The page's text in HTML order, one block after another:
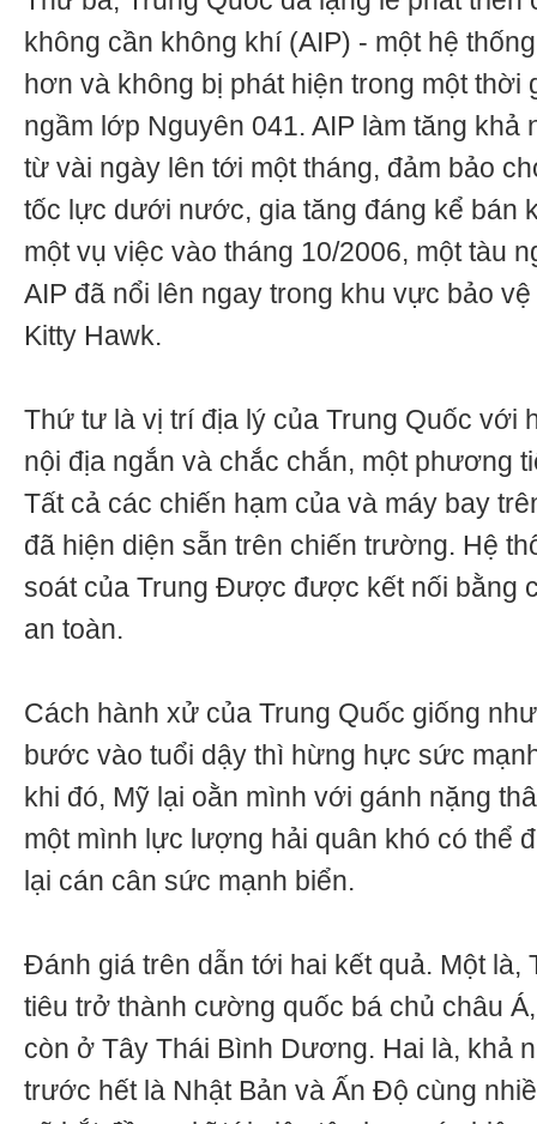
không cần không khí (AIP) - một hệ
hơn và không bị phát hiện trong một thời
ngầm lớp Nguyên 041. AIP làm tăng khả
từ vài ngày lên tới một tháng, đảm bảo
tốc lực dưới nước, gia tăng đáng kể bán
một vụ việc vào tháng 10/2006, một tàu
AIP đã nổi lên ngay trong khu vực bảo
Kitty Hawk.
Thứ tư là vị trí địa lý của Trung Quốc với
nội địa ngắn và chắc chắn, một phương
Tất cả các chiến hạm của và máy bay
đã hiện diện sẵn trên chiến trường. Hệ
soát của Trung Được được kết nối bằng
an toàn.
Cách hành xử của Trung Quốc giống
bước vào tuổi dậy thì hừng hực sức
khi đó, Mỹ lại oằn mình với gánh nặng
một mình lực lượng hải quân khó có thể
lại cán cân sức mạnh biển.
Đánh giá trên dẫn tới hai kết quả. Một là,
tiêu trở thành cường quốc bá chủ châu
còn ở Tây Thái Bình Dương. Hai là, khả
trước hết là Nhật Bản và Ấn Độ cùng